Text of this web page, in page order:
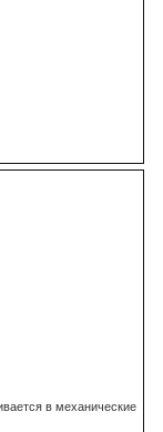
в механические